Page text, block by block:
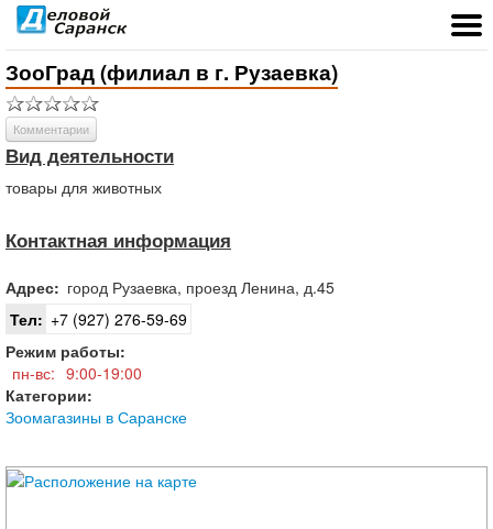
ЗооГрад (филиал в г. Рузаевка)
Комментарии
Вид деятельности
товары для животных
Контактная информация
Адрес: город Рузаевка, проезд Ленина, д.45
Тел: +7 (927) 276-59-69
Режим работы:
пн-вс: 9:00-19:00
Категории:
Зоомагазины в Саранске